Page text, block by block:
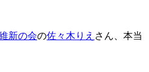
新の会の佐々木りえ さん、本当